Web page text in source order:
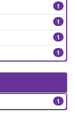
1
1
1
1
1